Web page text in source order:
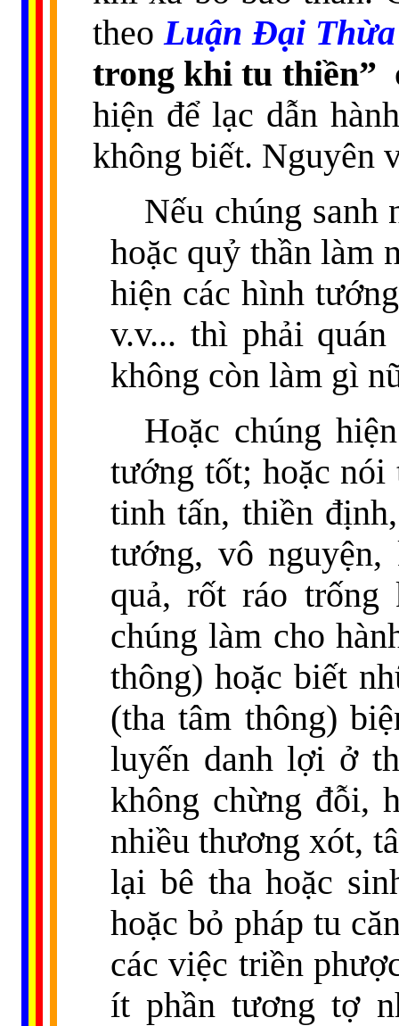
theoLuận Đại
trong khi tu thiền”
hiện để lạc dẫn
không biết. Nguyên
Nếu chúng sanh
hoặc quỷ thần làm
hiện các hình
v.v... thì phải
không còn làm gì
Hoặc chúng
tướng tốt; hoặc
tinh tấn, thiền
tướng, vô nguyện,
quả, rốt ráo trống
chúng làm cho
thông) hoặc biết
(tha tâm thông)
luyến danh lợi ở
không chừng đỗi,
nhiều thương xót,
lại bê tha hoặc
hoặc bỏ pháp tu
các việc triền
ít phần tương tợ